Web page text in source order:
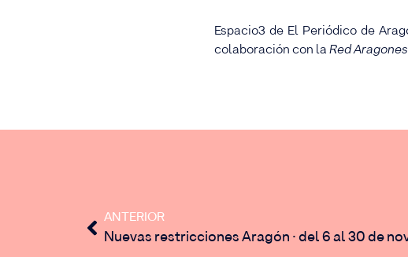
Espacio3 de El Periódico de
colaboración con la Red
ANTERIOR
Nuevas restricciones Aragón · del 6 al 30 de